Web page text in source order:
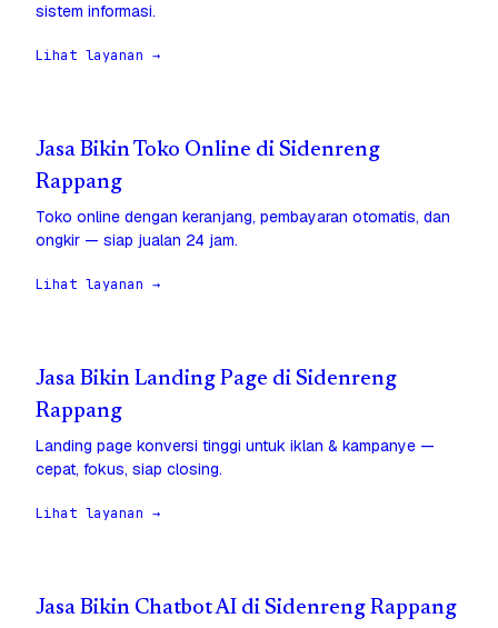
sistem informasi.
Lihat layanan →
Jasa Bikin Toko Online di Sidenreng
Rappang
Toko online dengan keranjang, pembayaran otomatis, dan
ongkir — siap jualan 24 jam.
Lihat layanan →
Jasa Bikin Landing Page di Sidenreng
Rappang
Landing page konversi tinggi untuk iklan & kampanye —
cepat, fokus, siap closing.
Lihat layanan →
Jasa Bikin Chatbot AI di Sidenreng Rappang